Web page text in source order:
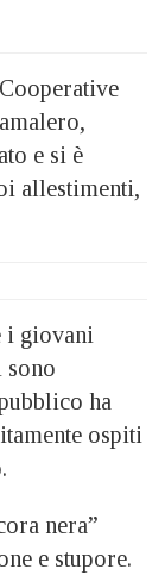
e si è
allestimenti,
i giovani
ha
ospiti
nera”
e stupore.